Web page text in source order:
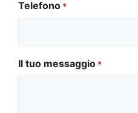
Telefono *
Il tuo messaggio *